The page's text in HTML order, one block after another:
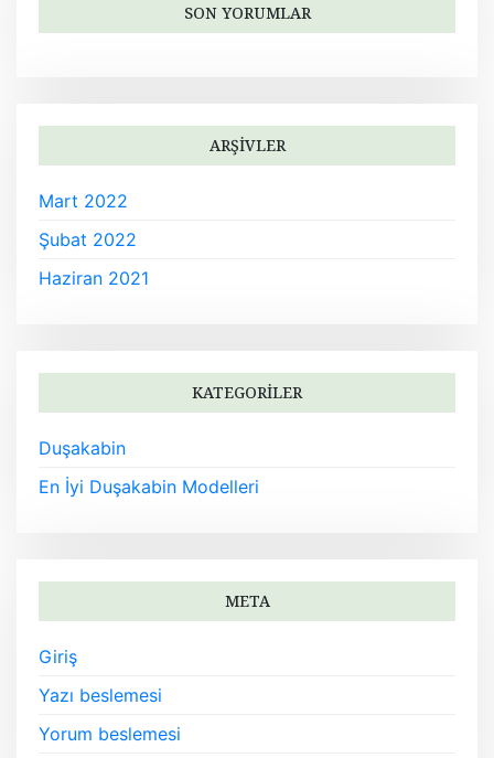
SON YORUMLAR
ARŞIVLER
Mart 2022
Şubat 2022
Haziran 2021
KATEGORILER
Duşakabin
En İyi Duşakabin Modelleri
META
Giriş
Yazı beslemesi
Yorum beslemesi